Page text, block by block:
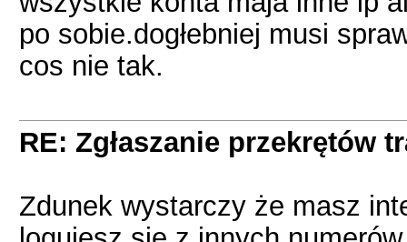
po sobie.dogłebniej musi
cos nie tak.
RE: Zgłaszanie przekrętów
Zdunek wystarczy że masz